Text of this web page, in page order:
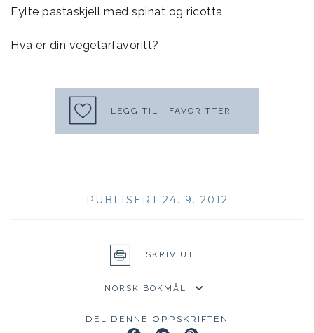
Fylte pastaskjell med spinat og ricotta
Hva er din vegetarfavoritt?
LEGG TIL I FAVORITTER
PUBLISERT 24. 9. 2012
SKRIV UT
DEL DENNE OPPSKRIFTEN